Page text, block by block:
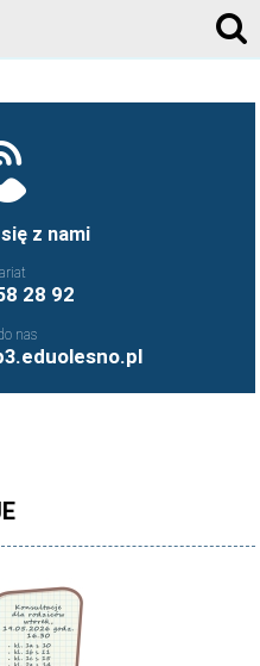
z nami
28 92
nas